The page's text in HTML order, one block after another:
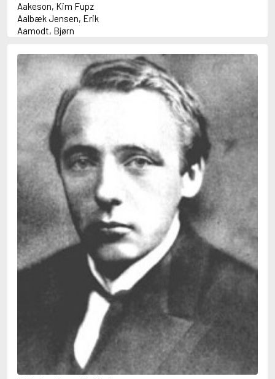
Aakeson, Kim Fupz
Aalbæk Jensen, Erik
Aamodt, Bjørn
Abbey, Kieran
Abbot, Anthony
Abbott, Megan
Abdel-Fattah, Randa
Abdolah, Kader
Abé, Kobo
Abedi, Isabel
Abele, Inga
Abgarjan, Narine
Abish, Walter
Aboulela, Leila
Abrahams, Peter (f. 1919)
Abrahams, Peter (f. 1947)
Abrahamson, Emmy
Abse, Dannie
Abu-Jaber, Diana
Abulhawa, Susan
Ackroyd, Peter
Adam de la Halle
Adamov, Arthur